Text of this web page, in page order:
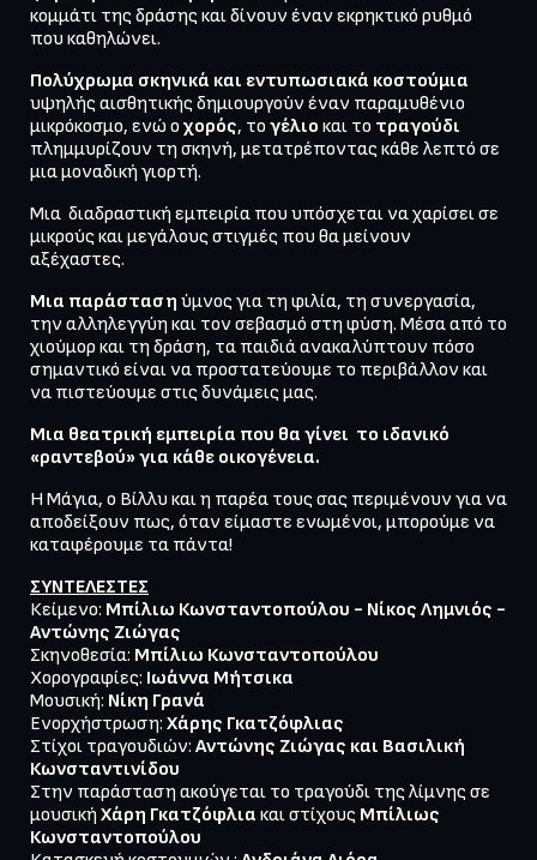
κομμάτι της δράσης και δίνουν έναν εκρηκτικό ρυθμό
που καθηλώνει.
Πολύχρωμα σκηνικά και εντυπωσιακά κοστούμια
υψηλής αισθητικής δημιουργούν έναν παραμυθένιο
μικρόκοσμο, ενώ ο χορός, το γέλιο και το τραγούδι
πλημμυρίζουν τη σκηνή, μετατρέποντας κάθε λεπτό σε
μια μοναδική γιορτή.
Μια  διαδραστική εμπειρία που υπόσχεται να χαρίσει σε
μικρούς και μεγάλους στιγμές που θα μείνουν
αξέχαστες.
Μια παράσταση ύμνος για τη φιλία, τη συνεργασία,
την αλληλεγγύη και τον σεβασμό στη φύση. Μέσα από το
χιούμορ και τη δράση, τα παιδιά ανακαλύπτουν πόσο
σημαντικό είναι να προστατεύουμε το περιβάλλον και
να πιστεύουμε στις δυνάμεις μας.
Μια θεατρική εμπειρία που θα γίνει  το ιδανικό
«ραντεβού» για κάθε οικογένεια.
Η Μάγια, ο Βίλλυ και η παρέα τους σας περιμένουν για να
αποδείξουν πως, όταν είμαστε ενωμένοι, μπορούμε να
καταφέρουμε τα πάντα!
ΣΥΝΤΕΛΕΣΤΕΣ
Κείμενο: Μπίλιω Κωνσταντοπούλου - Νίκος Λημνιός -
Αντώνης Ζιώγας
Σκηνοθεσία: Μπίλιω Κωνσταντοπούλου
Χορογραφίες: Ιωάννα Μήτσικα
Μουσική: Νίκη Γρανά
Ενορχήστρωση: Χάρης Γκατζόφλιας
Στίχοι τραγουδιών: Αντώνης Ζιώγας και Βασιλική
Κωνσταντινίδου
Στην παράσταση ακούγεται το τραγούδι της λίμνης σε
μουσική Χάρη Γκατζόφλια και στίχους Μπίλιως
Κωνσταντοπούλου